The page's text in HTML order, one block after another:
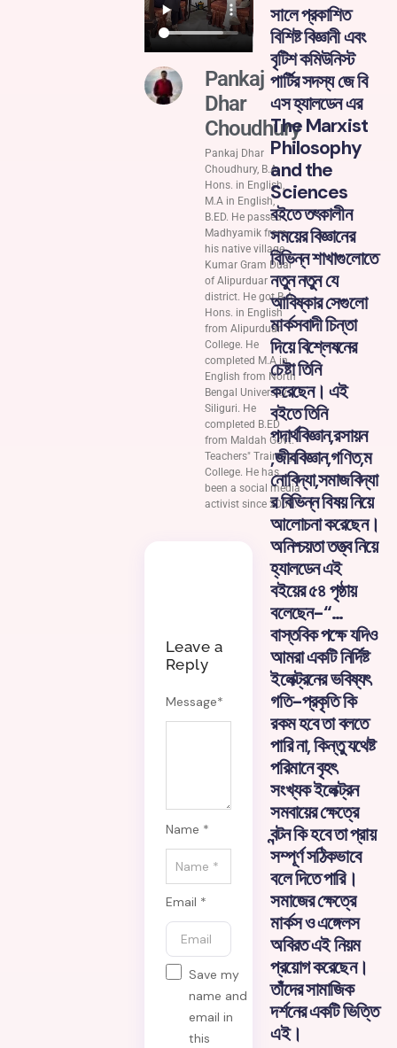
Pankaj
Dhar
Choudhury
Pankaj Dhar
Choudhury, B.A
Hons. in English,
M.A in English,
B.ED. He passed
Madhyamik from
his native village
Kumar Gram Duar
of Alipurduar
district. He got B.A
Hons. in English
from Alipurduar
College. He
completed M.A in
English from North
Bengal University,
Siliguri. He
completed B.ED
from Maldah Govt.
Teachers" Training
College. He has
been a social media
activist since 2006.
Leave a
Reply
Message*
Name *
Email *
Save my
name and
email in
this
সালে প্রকাশিত
বিশিষ্ট বিজ্ঞানী এবং
বৃটিশ কমিউনিস্ট
পার্টির সদস্য জে বি
এস হ্যালডেন এর
The Marxist
Philosophy
and the
Sciences
বইতে তৎকালীন
সময়ের বিজ্ঞানের
বিভিন্ন শাখাগুলোতে
নতুন নতুন যে
আবিষ্কার সেগুলো
মার্কসবাদী চিন্তা
দিয়ে বিশ্লেষনের
চেষ্টা তিনি
করেছেন। এই
বইতে তিনি
পদার্থবিজ্ঞান,রসায়ন
,জীববিজ্ঞান,গণিত,ম
নোবিদ্যা,সমাজবিদ্যা
র বিভিন্ন বিষয় নিয়ে
আলোচনা করেছেন।
অনিশ্চয়তা তত্ত্ব নিয়ে
হ্যালডেন এই
বইয়ের ৫৪ পৃষ্ঠায়
বলেছেন-“…
বাস্তবিক পক্ষে যদিও
আমরা একটি নির্দিষ্ট
ইলেক্ট্রনের ভবিষ্যৎ
গতি-প্রকৃতি কি
রকম হবে তা বলতে
পারি না, কিন্তু যথেষ্ট
পরিমানে বৃহৎ
সংখ্যক ইলেক্ট্রন
সমবায়ের ক্ষেত্রে
বন্টন কি হবে তা প্রায়
সম্পূর্ণ সঠিকভাবে
বলে দিতে পারি।
সমাজের ক্ষেত্রে
মার্কস ও এঙ্গেলস
অবিরত এই নিয়ম
প্রয়োগ করেছেন।
তাঁদের সামাজিক
দর্শনের একটি ভিত্তি
এই।